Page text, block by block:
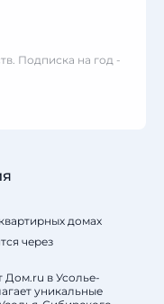
Подписка на год -
домах
через
Дом.ru в Усолье-
уникальные